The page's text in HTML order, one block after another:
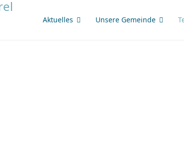
Aktuelles Unsere Gemeinde